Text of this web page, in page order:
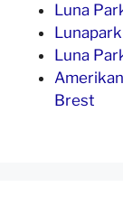
Luna
Luna
Brest